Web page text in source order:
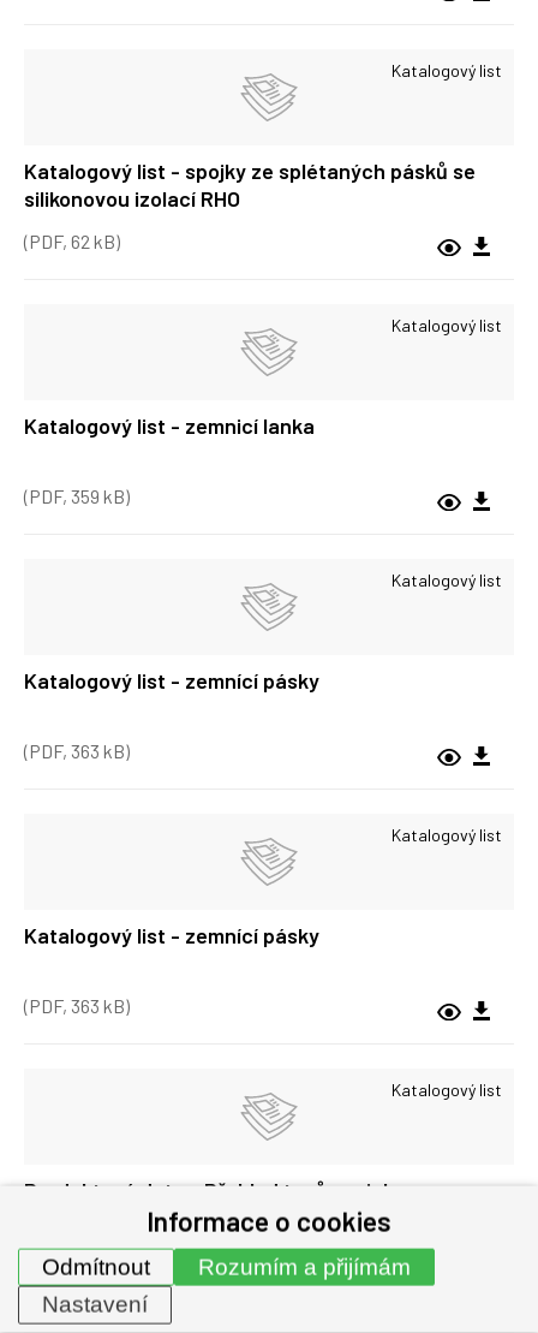
Katalogový list
Katalogový list - spojky ze splétaných pásků se
silikonovou izolací RHO
(PDF, 62 kB)
Katalogový list
Katalogový list - zemnicí lanka
(PDF, 359 kB)
Katalogový list
Katalogový list - zemnící pásky
(PDF, 363 kB)
Katalogový list
Katalogový list - zemnící pásky
(PDF, 363 kB)
Katalogový list
Produktová data - Přehled typů spojek
(PDF, 541 kB)
Informace o cookies
Rozumím a přijímám
Odmítnout
Nastavení